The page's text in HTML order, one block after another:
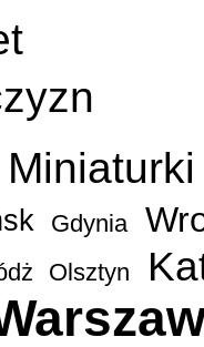
Gdynia
Olsztyn